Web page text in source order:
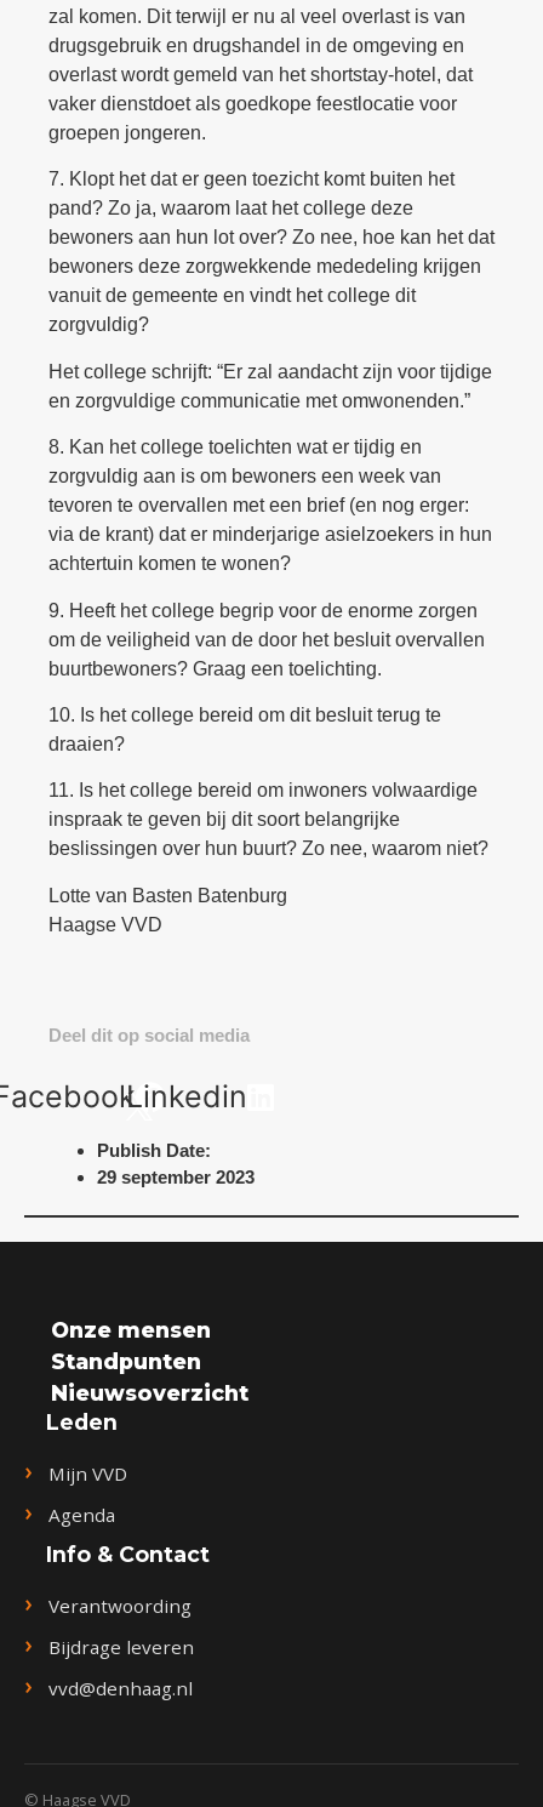
zal komen. Dit terwijl er nu al veel overlast is van
drugsgebruik en drugshandel in de omgeving en
overlast wordt gemeld van het shortstay-hotel, dat
vaker dienstdoet als goedkope feestlocatie voor
groepen jongeren.
7. Klopt het dat er geen toezicht komt buiten het
pand? Zo ja, waarom laat het college deze
bewoners aan hun lot over? Zo nee, hoe kan het dat
bewoners deze zorgwekkende mededeling krijgen
vanuit de gemeente en vindt het college dit
zorgvuldig?
Het college schrijft: “Er zal aandacht zijn voor tijdige
en zorgvuldige communicatie met omwonenden.”
8. Kan het college toelichten wat er tijdig en
zorgvuldig aan is om bewoners een week van
tevoren te overvallen met een brief (en nog erger:
via de krant) dat er minderjarige asielzoekers in hun
achtertuin komen te wonen?
9. Heeft het college begrip voor de enorme zorgen
om de veiligheid van de door het besluit overvallen
buurtbewoners? Graag een toelichting.
10. Is het college bereid om dit besluit terug te
draaien?
11. Is het college bereid om inwoners volwaardige
inspraak te geven bij dit soort belangrijke
beslissingen over hun buurt? Zo nee, waarom niet?
Lotte van Basten Batenburg
Haagse VVD
Deel dit op social media
Linkedin
Publish Date:
29 september 2023
Onze mensen
Standpunten
Nieuwsoverzicht
Leden
Mijn VVD
Agenda
Info & Contact
Verantwoording
Bijdrage leveren
vvd@denhaag.nl
© Haagse VVD